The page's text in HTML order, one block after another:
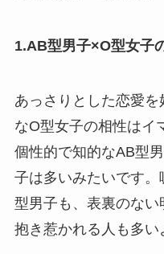
1.AB型男子×O型女子
あっさりとした恋愛
なO型女子の相性はイ
個性的で知的なAB型
子は多いみたいです
型男子も、表裏のな
抱き惹かれる人も多い